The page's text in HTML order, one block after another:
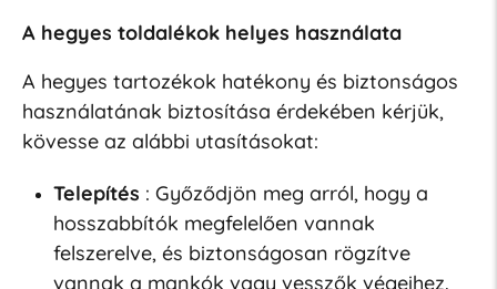
A hegyes toldalékok helyes használata
A hegyes tartozékok hatékony és biztonságos
használatának biztosítása érdekében kérjük,
kövesse az alábbi utasításokat:
Telepítés : Győződjön meg arról, hogy a
hosszabbítók megfelelően vannak
felszerelve, és biztonságosan rögzítve
vannak a mankók vagy vesszők végeihez.